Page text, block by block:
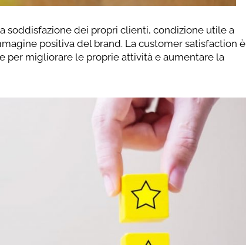
soddisfazione dei propri clienti, condizione utile a
positiva del brand. La customer satisfaction è
per migliorare le proprie attività e aumentare la